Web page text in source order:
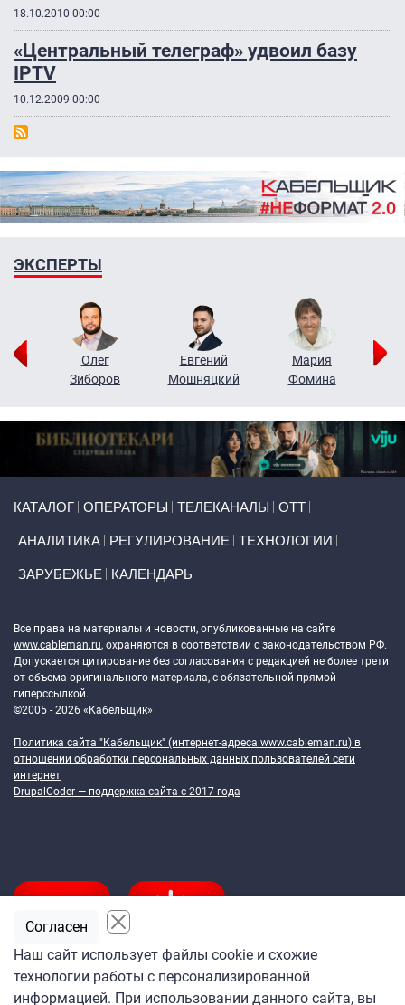
18.10.2010 00:00
«Центральный телеграф» удвоил базу
IPTV
10.12.2009 00:00
ЭКСПЕРТЫ
Олег
Зиборов
Евгений
Мошняцкий
Мария
Фомина
КАТАЛОГ ОПЕРАТОРЫ ТЕЛЕКАНАЛЫ ОТТ
АНАЛИТИКА РЕГУЛИРОВАНИЕ ТЕХНОЛОГИИ
ЗАРУБЕЖЬЕ КАЛЕНДАРЬ
Все права на материалы и новости, опубликованные на сайте
www.cableman.ru, охраняются в соответствии с законодательством РФ.
Допускается цитирование без согласования с редакцией не более трети
от объема оригинального материала, с обязательной прямой
гиперссылкой.
©2005 - 2026 «Кабельщик»
Политика сайта "Кабельщик" (интернет-адреса www.cableman.ru) в
отношении обработки персональных данных пользователей сети
интернет
DrupalCoder — поддержка сайта c 2017 года
Подпишитесь
Наш сайт использует файлы cookie и схожие
технологии работы с персонализированной
информацией. При использовании данного сайта, вы
Согласен